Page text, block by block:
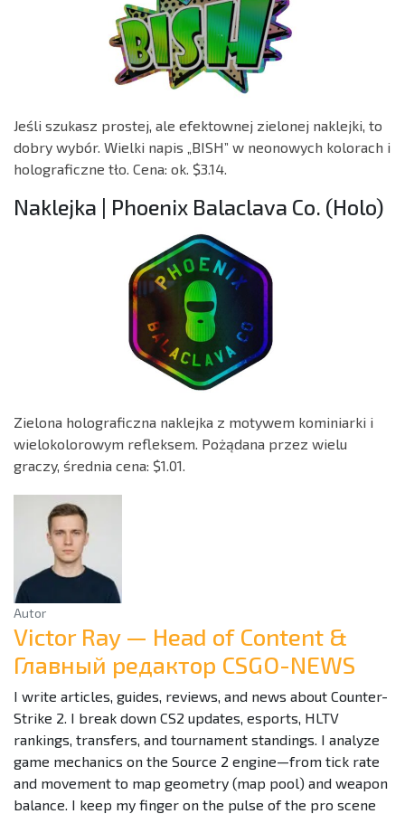
Jeśli szukasz prostej, ale efektownej zielonej naklejki, to
dobry wybór. Wielki napis „BISH” w neonowych kolorach i
holograficzne tło. Cena: ok. $3.14.
Naklejka | Phoenix Balaclava Co. (Holo)
Zielona holograficzna naklejka z motywem kominiarki i
wielokolorowym refleksem. Pożądana przez wielu
graczy, średnia cena: $1.01.
Autor
Victor Ray — Head of Content &
Главный редактор CSGO-NEWS
I write articles, guides, reviews, and news about Counter-
Strike 2. I break down CS2 updates, esports, HLTV
rankings, transfers, and tournament standings. I analyze
game mechanics on the Source 2 engine—from tick rate
and movement to map geometry (map pool) and weapon
balance. I keep my finger on the pulse of the pro scene